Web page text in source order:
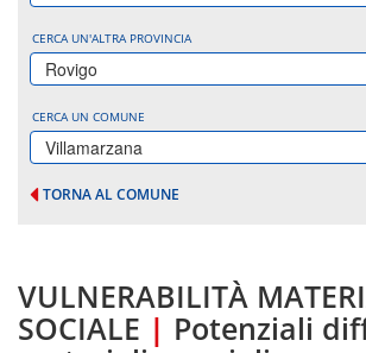
CERCA UN'ALTRA PROVINCIA
Rovigo
CERCA UN COMUNE
Villamarzana
TORNA AL COMUNE
VULNERABILITÀ
SOCIALE | Potenziali